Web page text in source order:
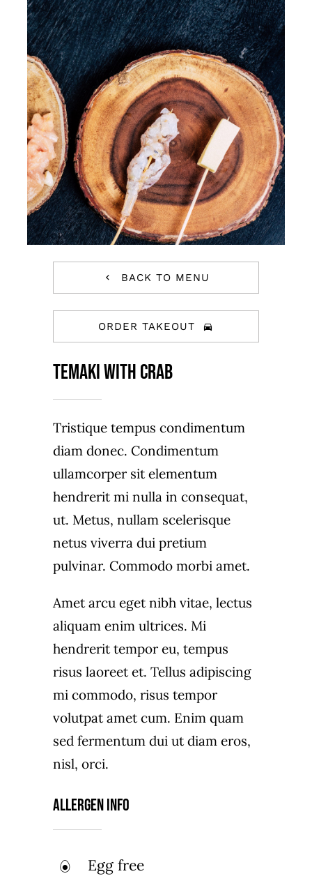
Contact Us
BACK TO MENU
ORDER TAKEOUT
Temaki with crab
Tristique tempus condimentum
diam donec. Condimentum
ullamcorper sit elementum
hendrerit mi nulla in consequat,
ut. Metus, nullam scelerisque
netus viverra dui pretium
pulvinar. Commodo morbi amet.
Amet arcu eget nibh vitae, lectus
aliquam enim ultrices. Mi
hendrerit tempor eu, tempus
risus laoreet et. Tellus adipiscing
mi commodo, risus tempor
volutpat amet cum. Enim quam
sed fermentum dui ut diam eros,
nisl, orci.
Allergen Info
Egg free